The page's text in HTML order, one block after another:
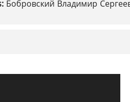
Бобровский Владимир